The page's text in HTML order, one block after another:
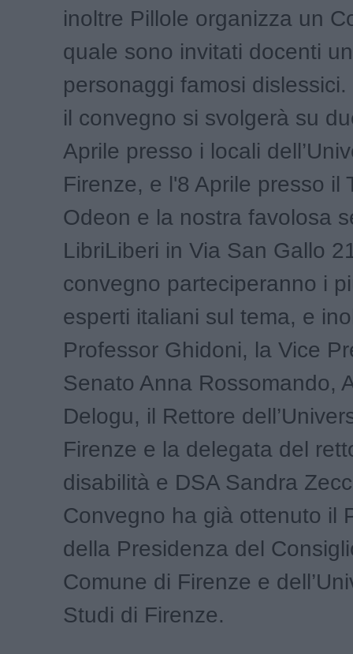
inoltre Pillole organizza un
quale sono invitati docenti
personaggi famosi
il convegno si svolgerà su
Aprile presso i locali
Firenze, e l'8 Aprile presso il
Odeon e la nostra favolosa
LibriLiberi in Via San Gallo
convegno parteciperanno i
esperti italiani sul tema, e
Professor Ghidoni, la Vice
Senato Anna Rossomando,
Delogu, il Rettore
Firenze e la delegata del
disabilità e DSA Sandra
Convegno ha già ottenuto il
della Presidenza del
Comune di Firenze e
Studi di Firenze.